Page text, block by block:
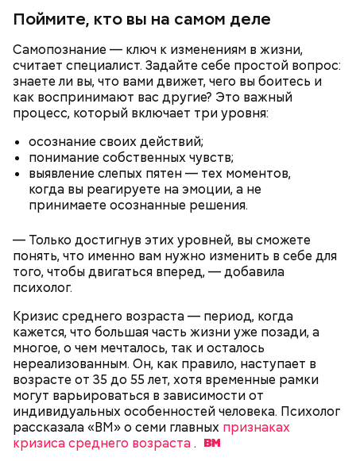
Поймите, кто вы на самом деле
Самопознание — ключ к изменениям в жизни,
считает специалист. Задайте себе простой вопрос:
знаете ли вы, что вами движет, чего вы боитесь и
как воспринимают вас другие? Это важный
процесс, который включает три уровня:
осознание своих действий;
понимание собственных чувств;
выявление слепых пятен — тех моментов,
когда вы реагируете на эмоции, а не
принимаете осознанные решения.
— Только достигнув этих уровней, вы сможете
понять, что именно вам нужно изменить в себе для
того, чтобы двигаться вперед, — добавила
психолог.
Кризис среднего возраста — период, когда
кажется, что большая часть жизни уже позади, а
многое, о чем мечталось, так и осталось
нереализованным. Он, как правило, наступает в
возрасте от 35 до 55 лет, хотя временные рамки
могут варьироваться в зависимости от
индивидуальных особенностей человека. Психолог
рассказала «ВМ» о семи главных признаках
кризиса среднего возраста.
— Кабачки, порезанные кубиками, нужно легко
обжарить на сковороде. К ним добавляются зелень
петрушки, чеснок, соль и оливковое масло.
Получается очень вкусно, — поделился рецептом
Копылов.
Спагетти из кабачков
— В дыне содержится много сахара, который
представлен фруктозой. С одной стороны — это
помнить, что сладкими дынями не нужно сильно
увлекаться, так же как и арбузами, людям с
сахарным диабетом и лишним весом, —
подчеркнула доктор.